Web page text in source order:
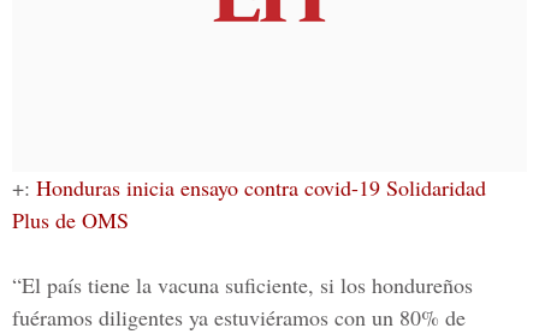
+: Honduras inicia ensayo contra covid-19 Solidaridad
Plus de OMS
“El país tiene la vacuna suficiente, si los hondureños
fuéramos diligentes ya estuviéramos con un 80% de